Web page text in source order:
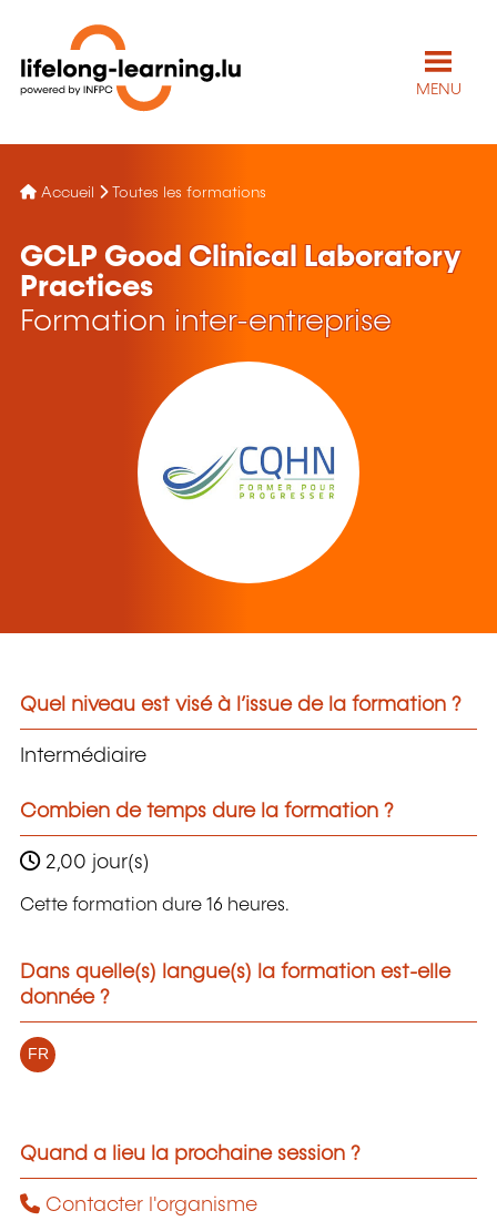
MENU
Accueil Toutes les formations
GCLP Good Clinical Laboratory
Practices
Formation inter-entreprise
Quel niveau est visé à l’issue de la formation ?
Intermédiaire
Combien de temps dure la formation ?
2,00 jour(s)
Cette formation dure 16 heures.
Dans quelle(s) langue(s) la formation est-elle
donnée ?
FR
Quand a lieu la prochaine session ?
Contacter l'organisme